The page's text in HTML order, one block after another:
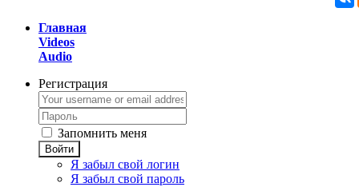
Главная
Videos
Audio
Регистрация
Запомнить меня
Войти
Я забыл свой логин
Я забыл свой пароль